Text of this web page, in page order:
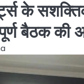
के
बैठक की